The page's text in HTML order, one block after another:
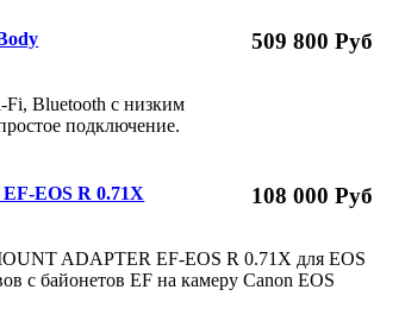
509 800 Руб
Bluetooth с низким
подключение.
EOS R 0.71X 108 000 Руб
ADAPTER EF-EOS R 0.71X для EOS
с байонетов EF на камеру Canon EOS